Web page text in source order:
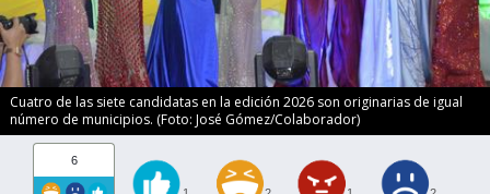
Cuatro de las siete candidatas en la edición 2026 son originarias de igual
número de municipios. (Foto: José Gómez/Colaborador)
6